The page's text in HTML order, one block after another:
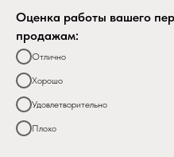
Оценка работы вашего
продажам:
Отлично
Хорошо
Удовлетворительно
Плохо